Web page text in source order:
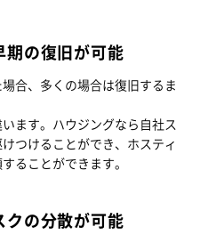
の復旧が可能
合、多くの場合は復旧するま
ます。ハウジングなら自社ス
つけることができ、ホスティ
ることができます。
の分散が可能